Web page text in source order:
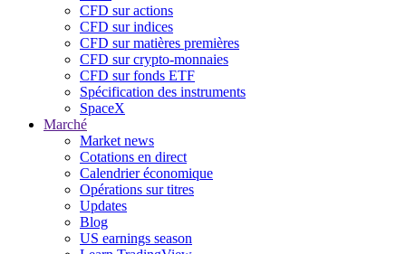
CFD sur actions
CFD sur indices
CFD sur matières premières
CFD sur crypto-monnaies
CFD sur fonds ETF
Spécification des instruments
SpaceX
Marché
Market news
Cotations en direct
Calendrier économique
Opérations sur titres
Updates
Blog
US earnings season